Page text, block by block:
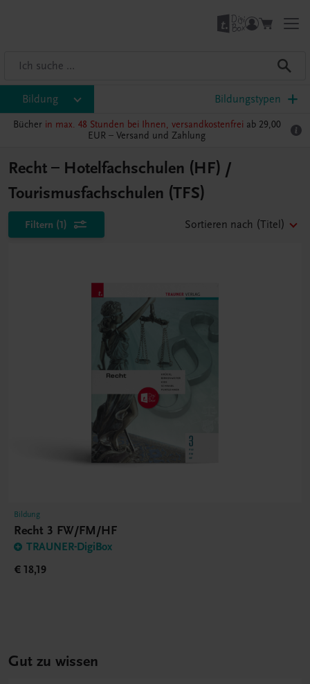
Bildung Bildungstypen
Bücher in max. 48 Stunden bei Ihnen, versandkostenfrei ab 29,00
EUR – Versand und Zahlung
Recht – Hotelfachschulen (HF) /
Tourismusfachschulen (TFS)
Filtern (1) Sortieren nach (Titel)
Bildung
Recht 3 FW/FM/HF
TRAUNER-DigiBox
€ 18,19
Gut zu wissen